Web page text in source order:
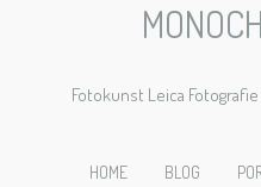
Fotokunst Leica
HOME BLOG